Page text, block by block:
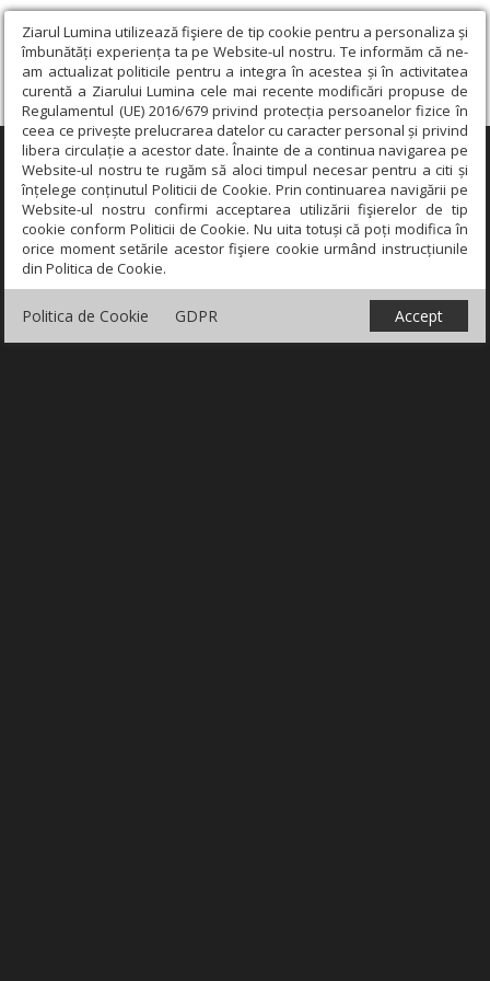
Ziarul Lumina utilizează fişiere de tip cookie pentru a personaliza și
îmbunătăți experiența ta pe Website-ul nostru. Te informăm că ne-
am actualizat politicile pentru a integra în acestea și în activitatea
curentă a Ziarului Lumina cele mai recente modificări propuse de
Regulamentul (UE) 2016/679 privind protecția persoanelor fizice în
ceea ce privește prelucrarea datelor cu caracter personal și privind
libera circulație a acestor date. Înainte de a continua navigarea pe
Website-ul nostru te rugăm să aloci timpul necesar pentru a citi și
înțelege conținutul Politicii de Cookie. Prin continuarea navigării pe
Website-ul nostru confirmi acceptarea utilizării fişierelor de tip
cookie conform Politicii de Cookie. Nu uita totuși că poți modifica în
orice moment setările acestor fişiere cookie urmând instrucțiunile
din Politica de Cookie.
Politica de Cookie GDPR Accept
×